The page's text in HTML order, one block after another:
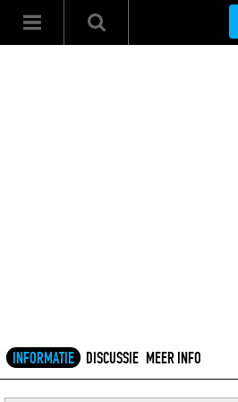
INFORMATIE DISCUSSIE MEER INFO